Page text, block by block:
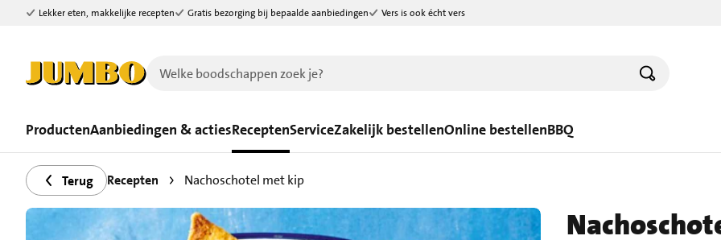
Ga naar zoeken
Ga naar hoofdinhoud
Lekker eten, makkelijke recepten Gratis bezorging bij bepaalde aanbiedingen Vers is ook écht vers
ProductenAanbiedingen & actiesReceptenServiceZakelijk bestellenOnline bestellenBBQ
Terug Recepten Nachoschotel met kip